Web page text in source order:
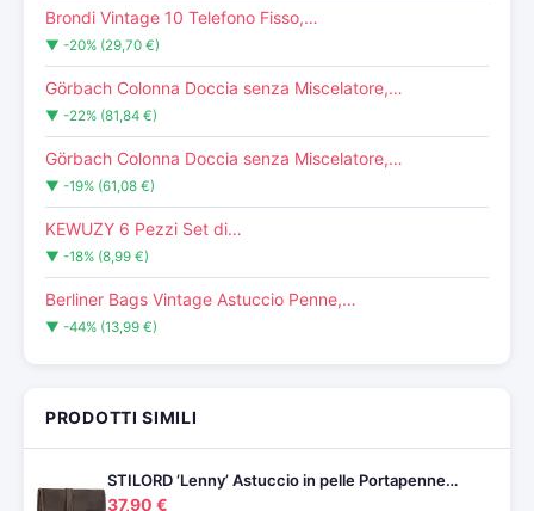
Brondi Vintage 10 Telefono Fisso,…
▼ -20% (29,70 €)
Görbach Colonna Doccia senza Miscelatore,…
▼ -22% (81,84 €)
Görbach Colonna Doccia senza Miscelatore,…
▼ -19% (61,08 €)
KEWUZY 6 Pezzi Set di…
▼ -18% (8,99 €)
Berliner Bags Vintage Astuccio Penne,…
▼ -44% (13,99 €)
PRODOTTI SIMILI
STILORD ‘Lenny’ Astuccio in pelle Portapenne…
37,90 €